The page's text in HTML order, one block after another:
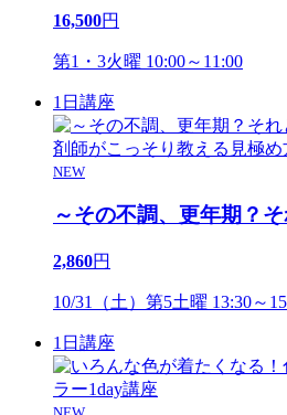
16,500円
第1・3火曜 10:00～11:00
1日講座
NEW
～その不調、更年期？
2,860円
10/31（土）第5土曜 13:30～
1日講座